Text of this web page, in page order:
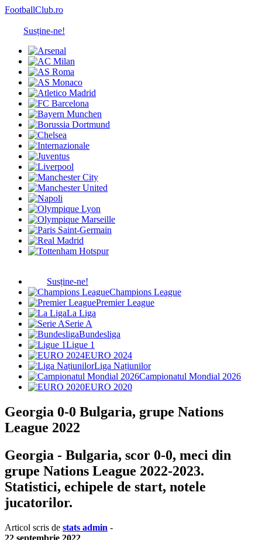
FootballClub.ro
Susține-ne!
Susține-ne!
Champions League
Premier League
La Liga
Serie A
Bundesliga
Ligue 1
EURO 2024
Liga Națiunilor
Campionatul Mondial 2026
EURO 2020
Georgia 0-0 Bulgaria, grupe Nations
League 2022
Georgia - Bulgaria, scor 0-0, meci din
grupe Nations League 2022-2023.
Statistici, echipele de start, notele
jucatorilor.
Articol scris de stats admin -
22 septembrie 2022